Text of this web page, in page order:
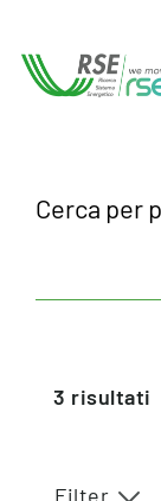
Cerca per
3 risultati
Filter